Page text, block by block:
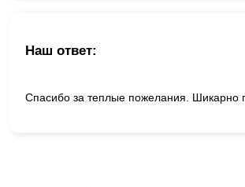
Наш ответ:
Спасибо за теплые пожелания. Шикарно